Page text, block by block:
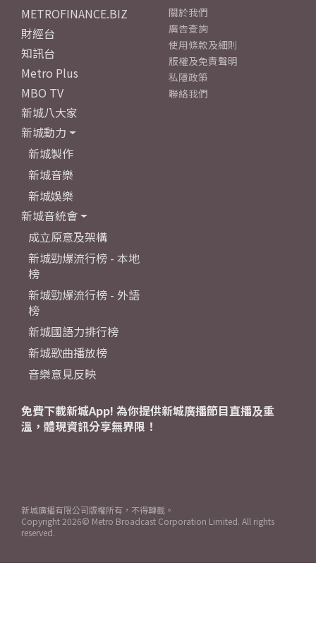
METROFINANCE.BIZ
財經台
知訊台
Metro Plus
MBO TV
新城八大家
新城動力
新城製作
新城音樂
新城娛樂
新城音統會
成立原意及架構
新城勁爆流行榜 - 本地
榜
新城勁爆流行榜 - 外語
榜
新城國語力排行榜
新城歌曲播放榜
音樂意見反映
關於我們
廣告查詢
使用條款及細則
版權及免責聲明
私隱政策
聯絡我們
免費下載新城App! 為你提供新城廣播節目直播及重
溫，體現資訊分享無界限！
新城廣播有限公司版權所有，不得轉載。
Copyright 2026© Metro Broadcast Corporation Limited. All rights
reserved.